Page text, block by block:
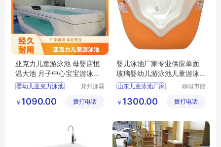
亚克力儿童游泳池 母婴店恒
温大池 月子中心宝宝游泳浴
盆 水疗浴缸
婴幼儿亚克力泳池
亚克力宝宝泳池
郑州泳霸
有限公司
￥ 1090.00 拨打电话
婴儿泳池厂家专业供应单面
玻璃婴幼儿游泳池儿童游泳
缸
山东儿童泳池厂家
儿童游泳单缸
聊城市船
乐设备有
￥ 1300.00 拨打电话